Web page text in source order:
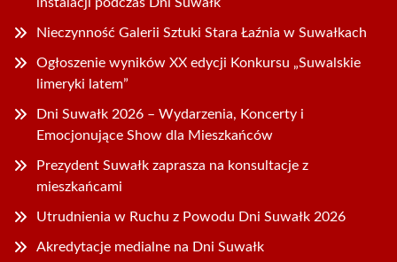
Nieczynność Galerii Sztuki Stara Łaźnia w Suwałkach
Ogłoszenie wyników XX edycji Konkursu „Suwalskie
limeryki latem”
Dni Suwałk 2026 – Wydarzenia, Koncerty i
Emocjonujące Show dla Mieszkańców
Prezydent Suwałk zaprasza na konsultacje z
mieszkańcami
Utrudnienia w Ruchu z Powodu Dni Suwałk 2026
Akredytacje medialne na Dni Suwałk